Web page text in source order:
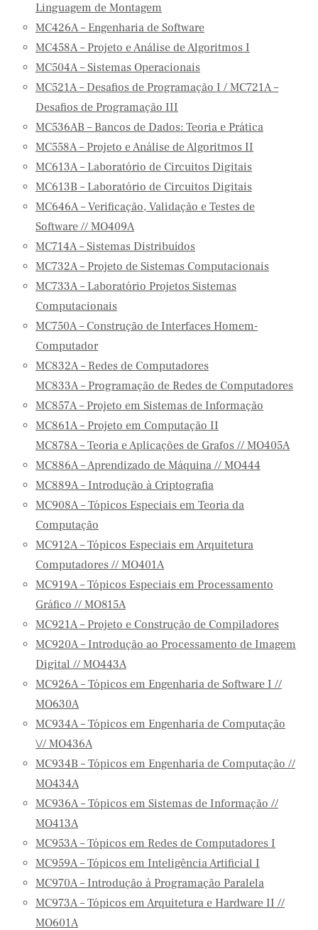
Linguagem de Montagem
MC426A – Engenharia de Software
MC458A – Projeto e Análise de Algoritmos I
MC504A – Sistemas Operacionais
MC521A – Desafios de Programação I / MC721A –
Desafios de Programação III
MC536AB – Bancos de Dados: Teoria e Prática
MC558A – Projeto e Análise de Algoritmos II
MC613A – Laboratório de Circuitos Digitais
MC613B – Laboratório de Circuitos Digitais
MC646A – Verificação, Validação e Testes de
Software // MO409A
MC714A – Sistemas Distribuídos
MC732A – Projeto de Sistemas Computacionais
MC733A – Laboratório Projetos Sistemas
Computacionais
MC750A – Construção de Interfaces Homem-
Computador
MC832A – Redes de Computadores
MC833A – Programação de Redes de Computadores
MC857A – Projeto em Sistemas de Informação
MC861A – Projeto em Computação II
MC878A – Teoria e Aplicações de Grafos // MO405A
MC886A – Aprendizado de Máquina // MO444
MC889A – Introdução à Criptografia
MC908A – Tópicos Especiais em Teoria da
Computação
MC912A – Tópicos Especiais em Arquitetura
Computadores // MO401A
MC919A – Tópicos Especiais em Processamento
Gráfico // MO815A
MC921A – Projeto e Construção de Compiladores
MC920A – Introdução ao Processamento de Imagem
Digital // MO443A
MC926A – Tópicos em Engenharia de Software I //
MO630A
MC934A – Tópicos em Engenharia de Computação
\// MO436A
MC934B – Tópicos em Engenharia de Computação //
MO434A
MC936A – Tópicos em Sistemas de Informação //
MO413A
MC953A – Tópicos em Redes de Computadores I
MC959A – Tópicos em Inteligência Artificial I
MC970A – Introdução à Programação Paralela
MC973A – Tópicos em Arquitetura e Hardware II //
MO601A